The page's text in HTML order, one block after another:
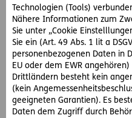
Technologien (Tools)
Nähere Informationen zum
Sie unter „Cookie
Sie ein (Art. 49 Abs. 1 lit a
personenbezogenen Daten in
EU oder dem EWR
Drittländern besteht kein
(kein
geeigneten Garantien). Es
Daten dem Zugriff durch
Geräusche.
Also meldet sich Regina P.
RechtsServiceZentrum Ost.
einen Techniker des
Kostenbeitrag bei der
anwesend ist. Dabei stellt
zwei Zahnräder falsch